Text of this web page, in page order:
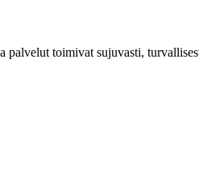
toimivat sujuvasti,